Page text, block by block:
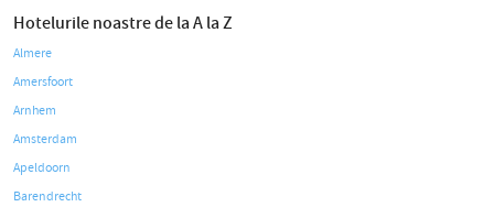
Hotelurile noastre de la A la Z
Almere
Amersfoort
Arnhem
Amsterdam
Apeldoorn
Barendrecht